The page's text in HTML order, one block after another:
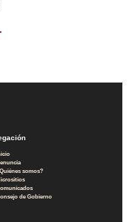
somos?
de Gobierno